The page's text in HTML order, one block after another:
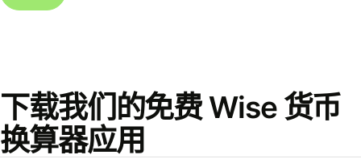
下载我们的免费 Wise 货币
换算器应用